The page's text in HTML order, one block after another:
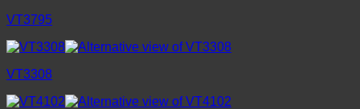
VT3795
VT3308